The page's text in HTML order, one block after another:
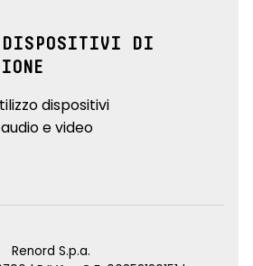
DI
dispositivi
e video
Renord S.p.a.